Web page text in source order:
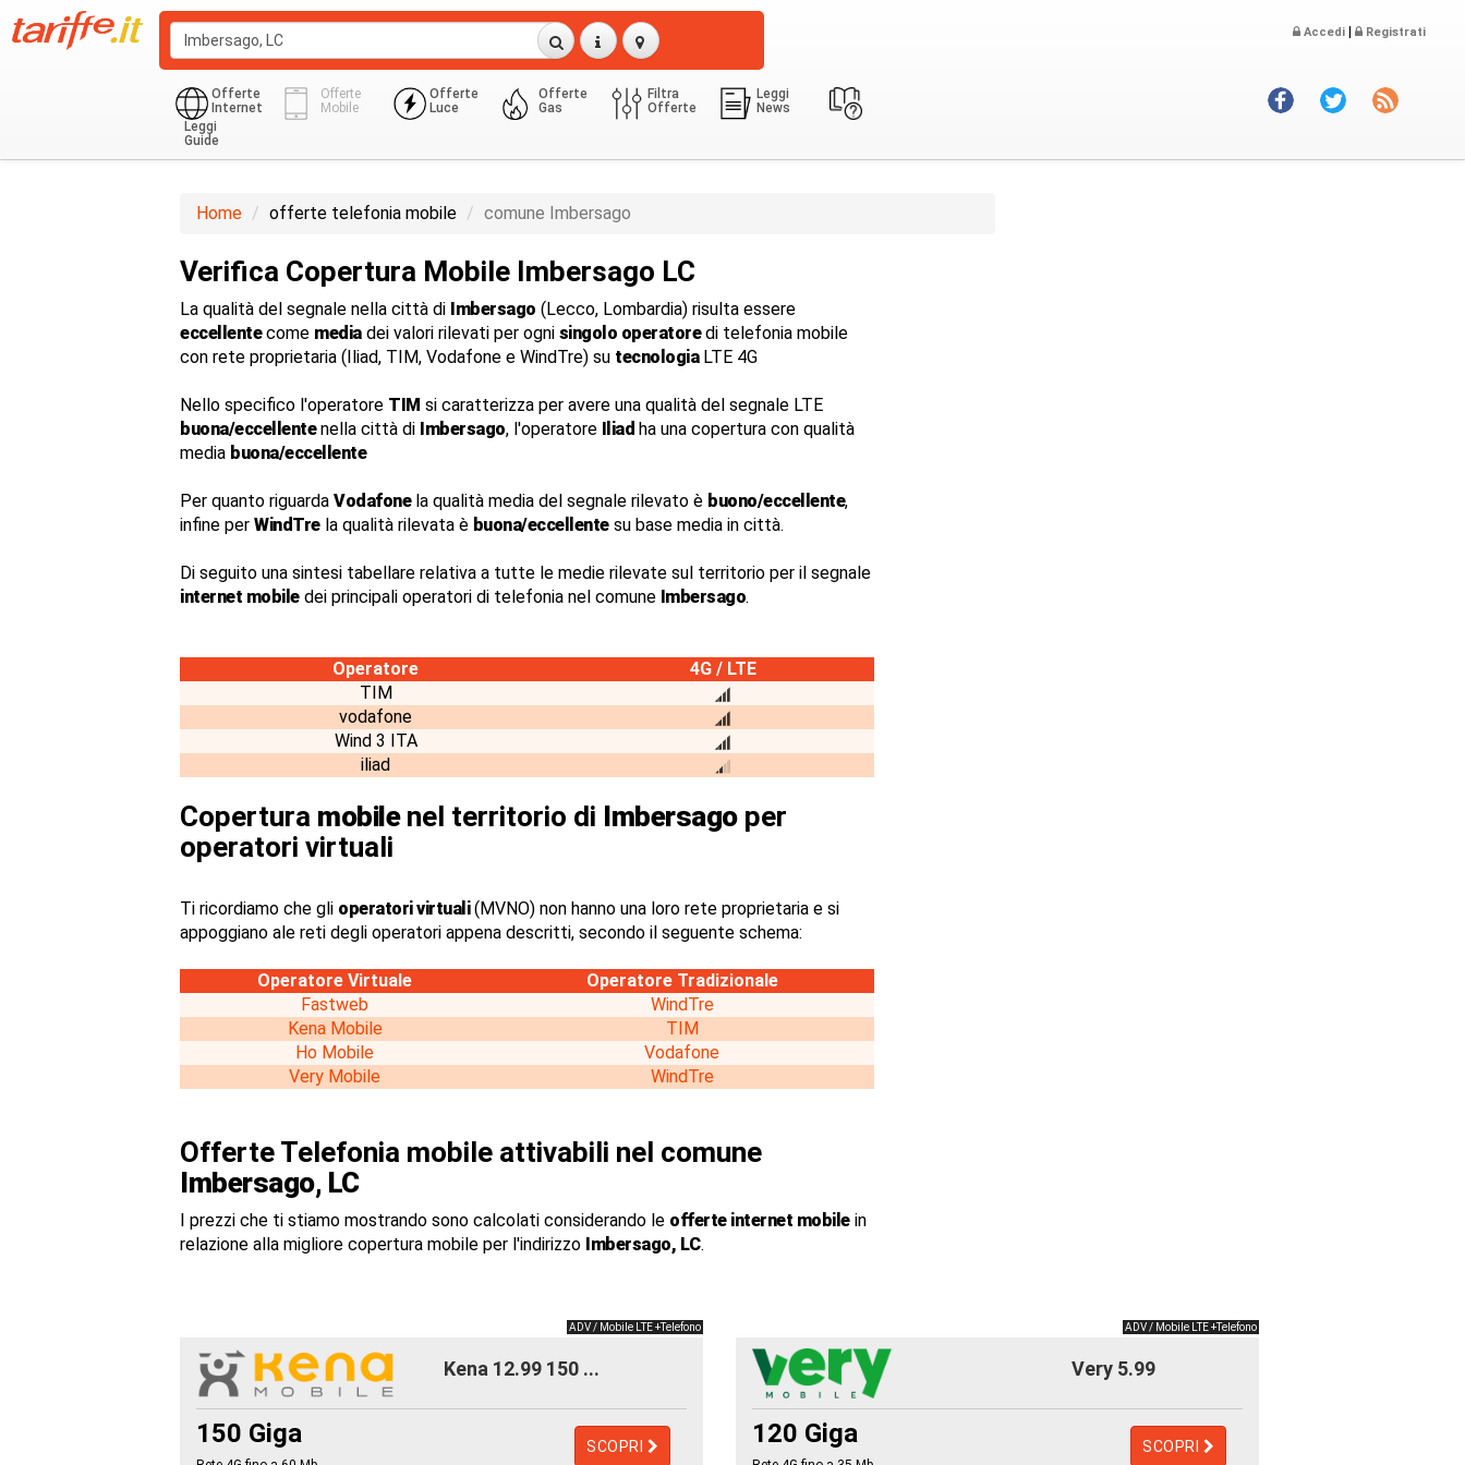
Accedi | Registrati
Offerte
Internet
Offerte
Mobile
Offerte
Luce
Offerte
Gas
Filtra
Offerte
Leggi
News
Leggi
Guide
Home offerte telefonia mobile comune Imbersago
Verifica Copertura Mobile Imbersago LC
La qualità del segnale nella città di Imbersago (Lecco, Lombardia) risulta essere
eccellentecome mediadei valori rilevati per ogni singolo operatoredi telefonia mobile
con rete proprietaria (Iliad, TIM, Vodafone e WindTre) su tecnologiaLTE 4G
Nello specifico l'operatore TIM si caratterizza per avere una qualità del segnale LTE
buona/eccellentenella città di Imbersago, l'operatore Iliad ha una copertura con qualità
media buona/eccellente
Per quanto riguarda Vodafonela qualità media del segnale rilevato è buono/eccellente,
infine per WindTrela qualità rilevata è buona/eccellentesu base media in città.
Di seguito una sintesi tabellare relativa a tutte le medie rilevate sul territorio per il segnale
internet mobiledei principali operatori di telefonia nel comune Imbersago.
Operatore
4G / LTE
TIM
vodafone
Wind 3 ITA
iliad
Copertura mobilenel territorio di Imbersagoper
operatori virtuali
Ti ricordiamo che gli operatori virtuali(MVNO) non hanno una loro rete proprietaria e si
appoggiano ale reti degli operatori appena descritti, secondo il seguente schema:
Operatore Virtuale
Operatore Tradizionale
Fastweb
WindTre
Kena Mobile
TIM
Ho Mobile
Vodafone
Very Mobile
WindTre
Offerte Telefonia mobile attivabili nel comune
Imbersago, LC
I prezzi che ti stiamo mostrando sono calcolati considerando le offerte internet mobilein
relazione alla migliore copertura mobile per l'indirizzo Imbersago, LC.
ADV / Mobile LTE +Telefono
Kena 12.99 150 ...
150 Giga SCOPRI
ADV / Mobile LTE +Telefono
Very 5.99
120 Giga SCOPRI